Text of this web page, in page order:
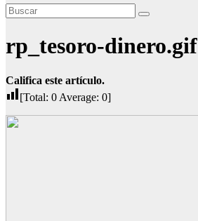
rp_tesoro-dinero.gif
Califica este artículo.
[Total: 0 Average: 0]